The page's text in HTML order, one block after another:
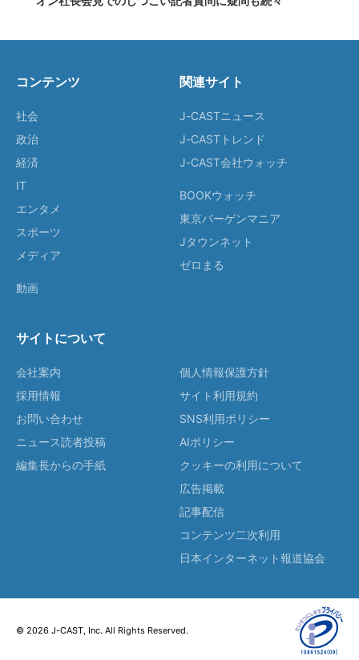
コンテンツ
社会
政治
経済
IT
エンタメ
スポーツ
メディア
動画
関連サイト
J-CASTニュース
J-CASTトレンド
J-CAST会社ウォッチ
BOOKウォッチ
東京バーゲンマニア
Jタウンネット
ゼロまる
サイトについて
会社案内
採用情報
お問い合わせ
ニュース読者投稿
編集長からの手紙
個人情報保護方針
サイト利用規約
SNS利用ポリシー
AIポリシー
クッキーの利用について
広告掲載
記事配信
コンテンツ二次利用
日本インターネット報道協会
© 2026 J-CAST, Inc. All Rights Reserved.